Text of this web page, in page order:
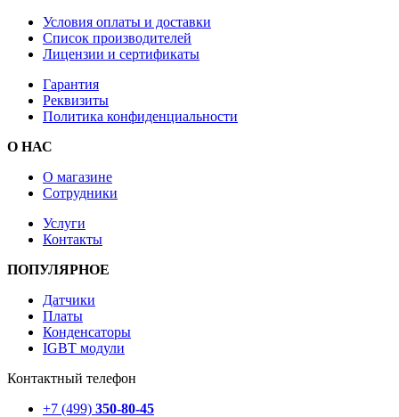
Условия оплаты и доставки
Список производителей
Лицензии и сертификаты
Гарантия
Реквизиты
Политика конфиденциальности
О НАС
О магазине
Сотрудники
Услуги
Контакты
ПОПУЛЯРНОЕ
Датчики
Платы
Конденсаторы
IGBT модули
Контактный телефон
+7 (499) 350-80-45